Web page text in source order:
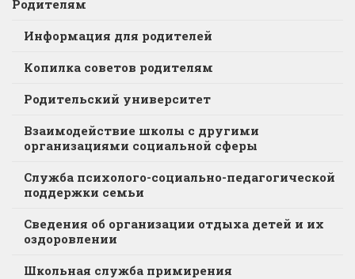
Родителям
Информация для родителей
Копилка советов родителям
Родительский университет
Взаимодействие школы с другими
организациями социальной сферы
Служба психолого-социально-педагогической
поддержки семьи
Сведения об организации отдыха детей и их
оздоровлении
Школьная служба примирения